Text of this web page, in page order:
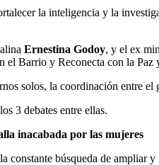
la inteligencia y la
Ernestina Godoy, y el ex
el Barrio y Reconecta con la Paz
solos, la coordinación entre
3 debates entre ellas.
inacabada por las mujeres
constante búsqueda de ampliar